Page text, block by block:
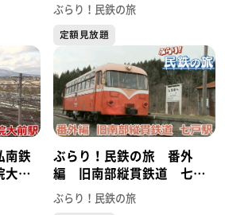
ぶらり！民鉄の旅
定額見放題
南鉄
前
ぶらり！民鉄の旅 番外
編 旧南部縦貫鉄道 七戸
駅
ぶらり！民鉄の旅